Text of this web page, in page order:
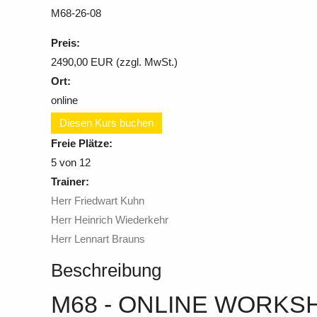
M68-26-08
Preis:
2490,00 EUR (zzgl. MwSt.)
Ort:
online
Diesen Kurs buchen
Freie Plätze:
5 von 12
Trainer:
Herr Friedwart Kuhn
Herr Heinrich Wiederkehr
Herr Lennart Brauns
Beschreibung
M68 - ONLINE